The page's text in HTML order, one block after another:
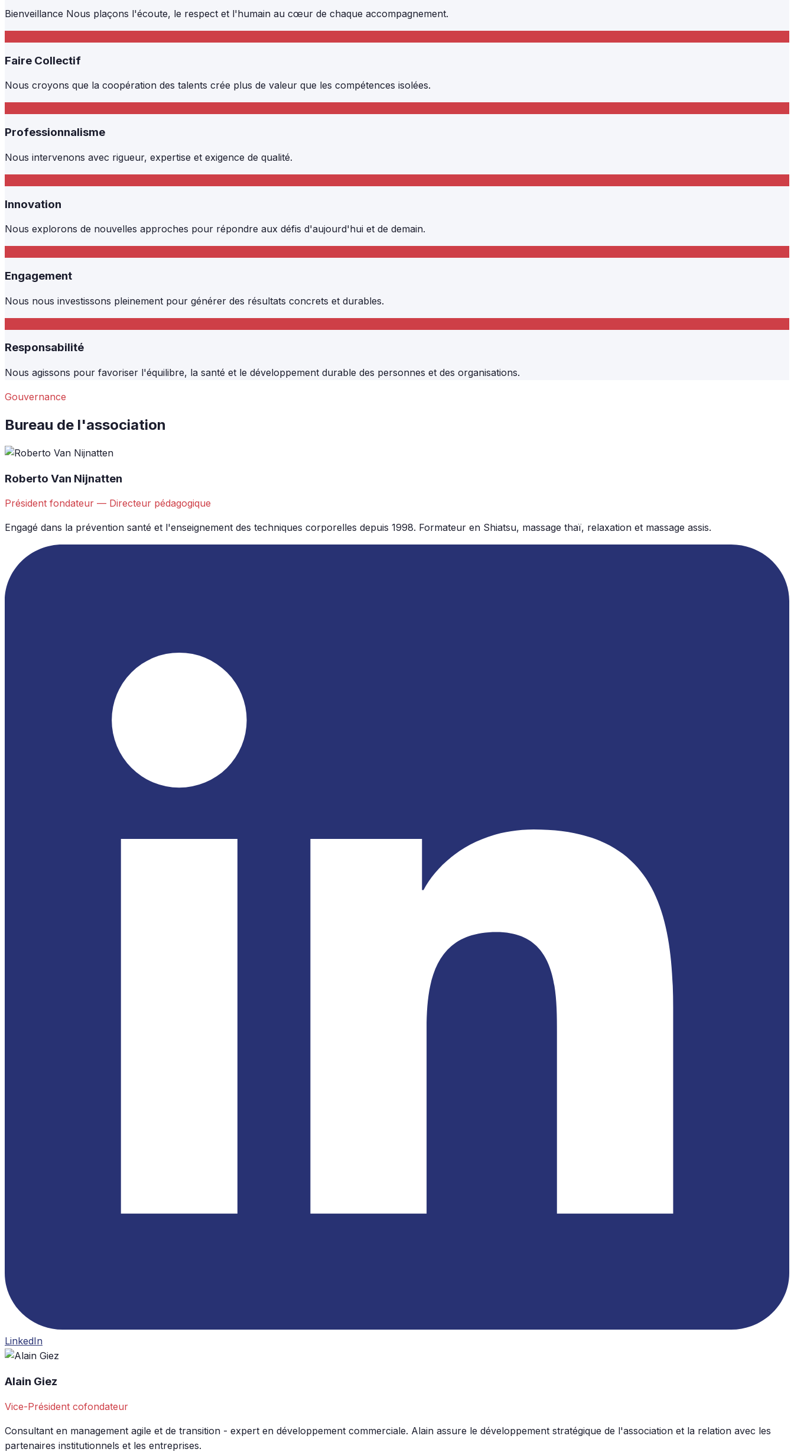
Bienveillance Nous plaçons l'écoute, le respect et l'humain au cœur de chaque accompagnement.
Faire Collectif
Nous croyons que la coopération des talents crée plus de valeur que les compétences isolées.
Professionnalisme
Nous intervenons avec rigueur, expertise et exigence de qualité.
Innovation
Nous explorons de nouvelles approches pour répondre aux défis d'aujourd'hui et de demain.
Engagement
Nous nous investissons pleinement pour générer des résultats concrets et durables.
Responsabilité
Nous agissons pour favoriser l'équilibre, la santé et le développement durable des personnes et des organisations.
Gouvernance
Bureau de l'association
Roberto Van Nijnatten
Président fondateur — Directeur pédagogique
Engagé dans la prévention santé et l'enseignement des techniques corporelles depuis 1998. Formateur en Shiatsu, massage thaï, relaxation et massage assis.
LinkedIn
Alain Giez
Vice-Président cofondateur
Consultant en management agile et de transition - expert en développement commerciale. Alain assure le développement stratégique de l'association et la relation avec les
partenaires institutionnels et les entreprises.